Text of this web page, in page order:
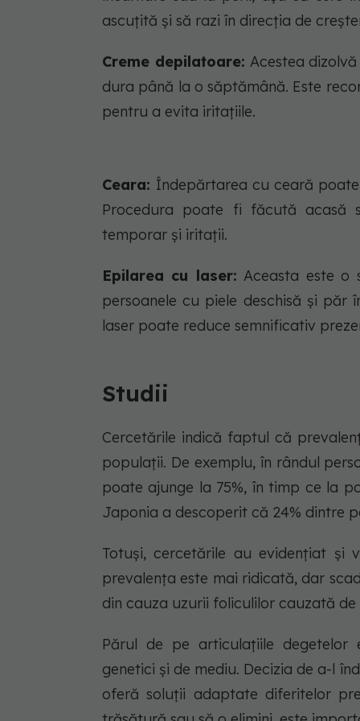
ascuțită și să razi în direcția de
Creme depilatoare: Acestea
dura până la o săptămână. Este
pentru a evita iritațiile.
Ceara: Îndepărtarea cu ceară
Procedura poate fi făcută acasă
temporar și iritații.
Epilarea cu laser: Aceasta este o
persoanele cu piele deschisă și păr
laser poate reduce semnificativ
Studii
Cercetările indică faptul că
populații. De exemplu, în rândul
poate ajunge la 75%, în timp ce la
Japonia a descoperit că 24% dintre
Totuși, cercetările au evidențiat și
prevalența este mai ridicată, dar
din cauza uzurii foliculilor cauzată
Părul de pe articulațiile
genetici și de mediu. Decizia de a-l
oferă soluții adaptate diferitelor